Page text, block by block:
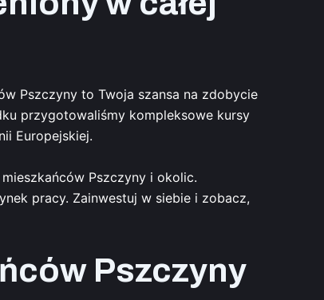
Pszczyny to Twoja szansa na zdobycie
przygotowaliśmy kompleksowe kursy
Europejskiej.
Pszczyny i okolic.
pracy. Zainwestuj w siebie i zobacz,
Pszczyny